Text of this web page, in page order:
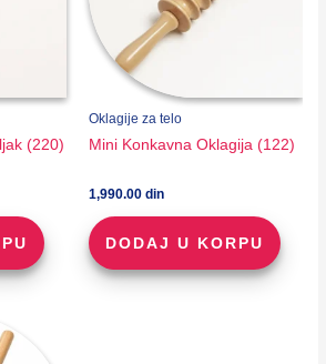
(220)
Oklagije za telo
Mini Konkavna Oklagija (122)
1,990.00 din
DODAJ U KORPU